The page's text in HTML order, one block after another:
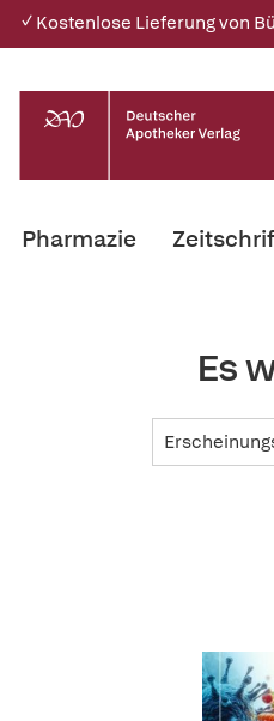
✓ Kostenlose Lieferung von
Pharmazie
Es